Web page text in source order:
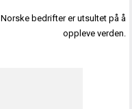
Norske bedrifter er utsultet på å
oppleve verden.